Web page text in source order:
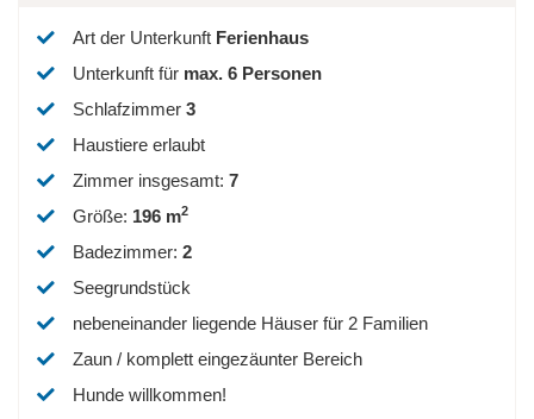
Art der Unterkunft Ferienhaus
Unterkunft für max. 6 Personen
Schlafzimmer 3
Haustiere erlaubt
Zimmer insgesamt: 7
Größe: 196 m2
Badezimmer: 2
Seegrundstück
nebeneinander liegende Häuser für 2 Familien
Zaun / komplett eingezäunter Bereich
Hunde willkommen!